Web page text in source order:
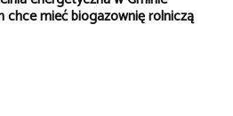
chce mieć biogazownię rolniczą